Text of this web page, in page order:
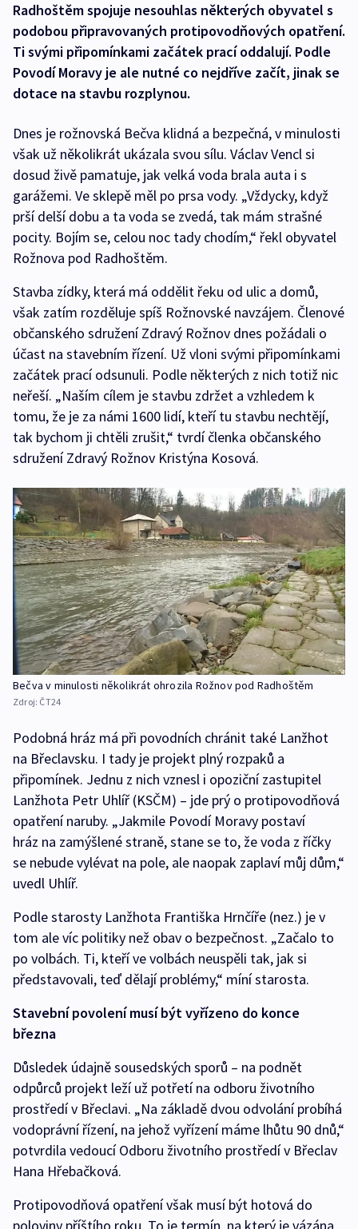
Radhoštěm spojuje nesouhlas některých obyvatel s
podobou připravovaných protipovodňových opatření.
Ti svými připomínkami začátek prací oddalují. Podle
Povodí Moravy je ale nutné co nejdříve začít, jinak se
dotace na stavbu rozplynou.
Dnes je rožnovská Bečva klidná a bezpečná, v minulosti
však už několikrát ukázala svou sílu. Václav Vencl si
dosud živě pamatuje, jak velká voda brala auta i s
garážemi. Ve sklepě měl po prsa vody. „Vždycky, když
prší delší dobu a ta voda se zvedá, tak mám strašné
pocity. Bojím se, celou noc tady chodím,“ řekl obyvatel
Rožnova pod Radhoštěm.
Stavba zídky, která má oddělit řeku od ulic a domů,
však zatím rozděluje spíš Rožnovské navzájem. Členové
občanského sdružení Zdravý Rožnov dnes požádali o
účast na stavebním řízení. Už vloni svými připomínkami
začátek prací odsunuli. Podle některých z nich totiž nic
neřeší. „Naším cílem je stavbu zdržet a vzhledem k
tomu, že je za námi 1600 lidí, kteří tu stavbu nechtějí,
tak bychom ji chtěli zrušit,“ tvrdí členka občanského
sdružení Zdravý Rožnov Kristýna Kosová.
Bečva v minulosti několikrát ohrozila Rožnov pod Radhoštěm
Zdroj: ČT24
Podobná hráz má při povodních chránit také Lanžhot
na Břeclavsku. I tady je projekt plný rozpaků a
připomínek. Jednu z nich vznesl i opoziční zastupitel
Lanžhota Petr Uhlíř (KSČM) – jde prý o protipovodňová
opatření naruby. „Jakmile Povodí Moravy postaví
hráz na zamýšlené straně, stane se to, že voda z říčky
se nebude vylévat na pole, ale naopak zaplaví můj dům,“
uvedl Uhlíř.
Podle starosty Lanžhota Františka Hrnčíře (nez.) je v
tom ale víc politiky než obav o bezpečnost. „Začalo to
po volbách. Ti, kteří ve volbách neuspěli tak, jak si
představovali, teď dělají problémy,“ míní starosta.
Stavební povolení musí být vyřízeno do konce
března
Důsledek údajně sousedských sporů – na podnět
odpůrců projekt leží už potřetí na odboru životního
prostředí v Břeclavi. „Na základě dvou odvolání probíhá
vodoprávní řízení, na jehož vyřízení máme lhůtu 90 dnů,“
potvrdila vedoucí Odboru životního prostředí v Břeclav
Hana Hřebačková.
Protipovodňová opatření však musí být hotová do
poloviny příštího roku. To je termín, na který je vázána